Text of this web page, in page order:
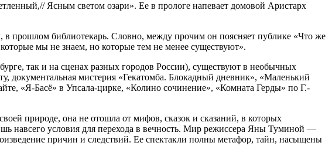
Ясным светом озари». Ее в прологе напевает домовой Аристарх
в прошлом библиотекарь. Словно, между прочим он поясняет публике «Что же
мы не знаем, но которые тем не менее существуют».
так и на сценах разных городов России), существуют в необычных
документальная мистерия «Гекатомба. Блокадный дневник», «Маленький
«Я-Басё» в Упсала-цирке, «Колино сочинение», «Комната Герды» по Г.-
природе, она не отошла от мифов, сказок и сказаний, в которых
навсего условия для перехода в вечность. Мир режиссера Яны Туминой —
причин и следствий. Ее спектакли полны метафор, тайн, насыщены